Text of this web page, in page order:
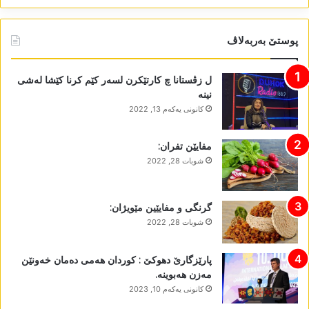
پوستێ بەربەلاڤ
ل زڤستانا چ کارتێکرن لسەر کێم کرنا کێشا لەشی
نینە
كانونی یه‌كه‌م 13, 2022
مفایێن تفران:
شوبات 28, 2022
گرنگی و مفایێین مێویژان:
شوبات 28, 2022
پارێزگارێ دھوکێ : کوردان ھەمی دەمان خەونێن
مەزن ھەبوینە.
كانونی یه‌كه‌م 10, 2023